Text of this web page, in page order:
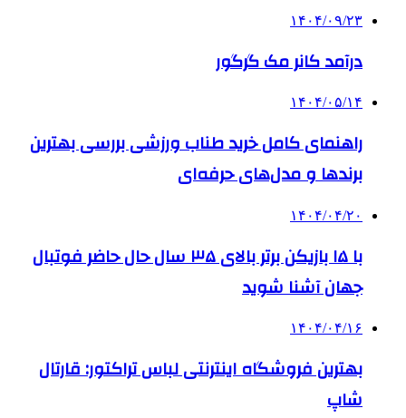
۱۴۰۴/۰۹/۲۳
درآمد کانر مک گرگور
۱۴۰۴/۰۵/۱۴
راهنمای کامل خرید طناب ورزشی بررسی بهترین
برندها و مدل‌های حرفه‌ای
۱۴۰۴/۰۴/۲۰
با ۱۵ بازیکن برتر بالای ۳۵ سال حال حاضر فوتبال
جهان آشنا شوید
۱۴۰۴/۰۴/۱۶
بهترین فروشگاه اینترنتی لباس تراکتور: قارتال
شاپ